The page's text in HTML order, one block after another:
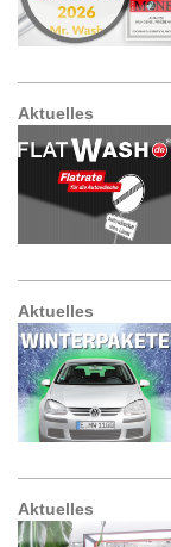
Aktuelles
Aktuelles
Aktuelles